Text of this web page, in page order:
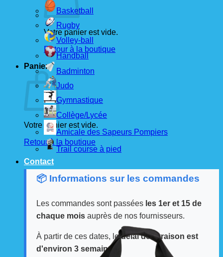
Votre panier est vide.
Retour à la boutique
Panier
Votre panier est vide.
Retour à la boutique
📦 Informations sur les commandes
Les commandes sont passées les 1er et 15 de
chaque mois auprès de nos fournisseurs.
À partir de ces dates, ledélai de livraison est
d'environ 3 semaines
Basketball
Rugby
Volley-ball
Handball
Badminton
Judo
Gymnastique
Collège/Lycée
Amicale des Sapeurs Pompiers
Trail course à pied
Contact